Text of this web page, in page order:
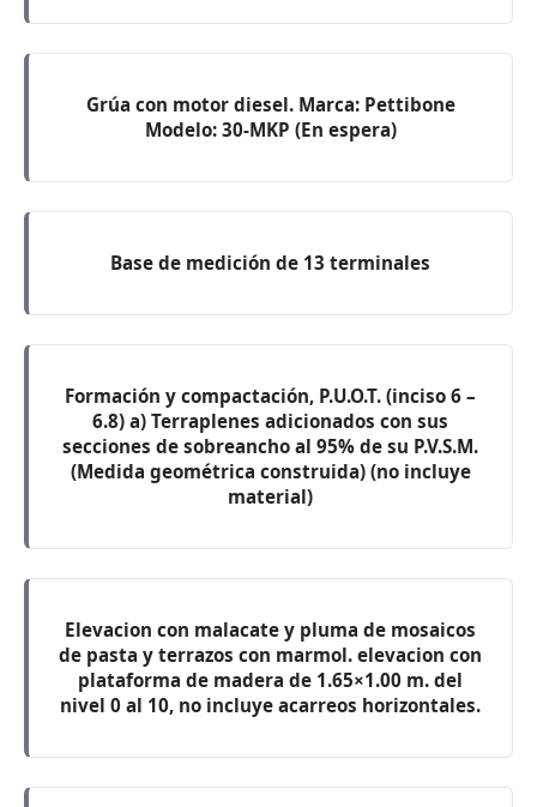
Grúa con motor diesel. Marca: Pettibone
Modelo: 30-MKP (En espera)
Base de medición de 13 terminales
Formación y compactación, P.U.O.T. (inciso 6 –
6.8) a) Terraplenes adicionados con sus
secciones de sobreancho al 95% de su P.V.S.M.
(Medida geométrica construida) (no incluye
material)
Elevacion con malacate y pluma de mosaicos
de pasta y terrazos con marmol. elevacion con
plataforma de madera de 1.65×1.00 m. del
nivel 0 al 10, no incluye acarreos horizontales.